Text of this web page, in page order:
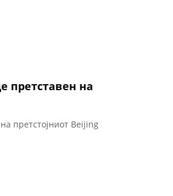
претставен на
претстојниот Beijing